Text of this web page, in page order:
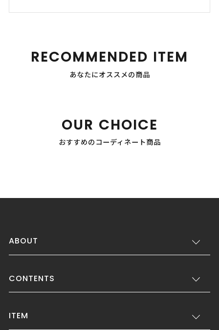
RECOMMENDED ITEM
あなたにオススメの商品
OUR CHOICE
おすすめのコーディネート商品
ABOUT
CONTENTS
ITEM